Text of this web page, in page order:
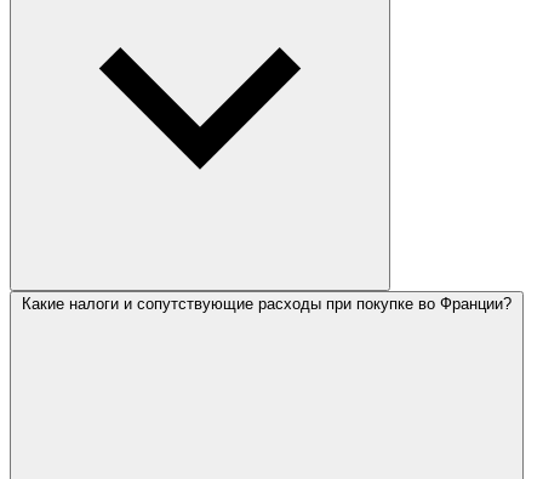
Какие налоги и сопутствующие расходы при покупке во Франции?